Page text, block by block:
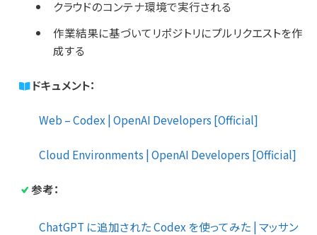
クラウドのコンテナ環境で実行される
作業結果に基づいてリポジトリにプルリクエストを作
成する
ドキュメント：
Web – Codex | OpenAI Developers [Official]
Cloud Environments | OpenAI Developers [Official]
参考：
ChatGPT に追加された Codex を使ってみた | マッサン